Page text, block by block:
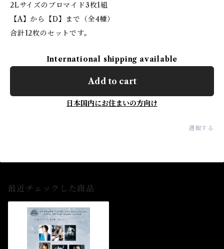
2Lサイズのブロマイド3枚1組
【A】から【D】まで（全4種）
合計12枚のセットです。
International shipping available
Add to cart
日本国内にお住まいの方向け
通報する
最近チェックした商品